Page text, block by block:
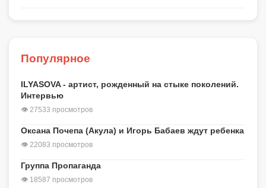
Популярное
ILYASOVA - артист, рожденный на стыке поколений.
Интервью
👁 27533 просмотров
Оксана Почепа (Акула) и Игорь Бабаев ждут ребенка
👁 22083 просмотров
Группа Пропаганда
👁 18587 просмотров